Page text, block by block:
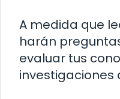
A medida que
harán
evaluar tus
investigaciones